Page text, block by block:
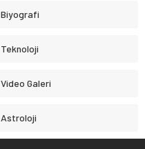
Biyografi
Teknoloji
Video Galeri
Astroloji